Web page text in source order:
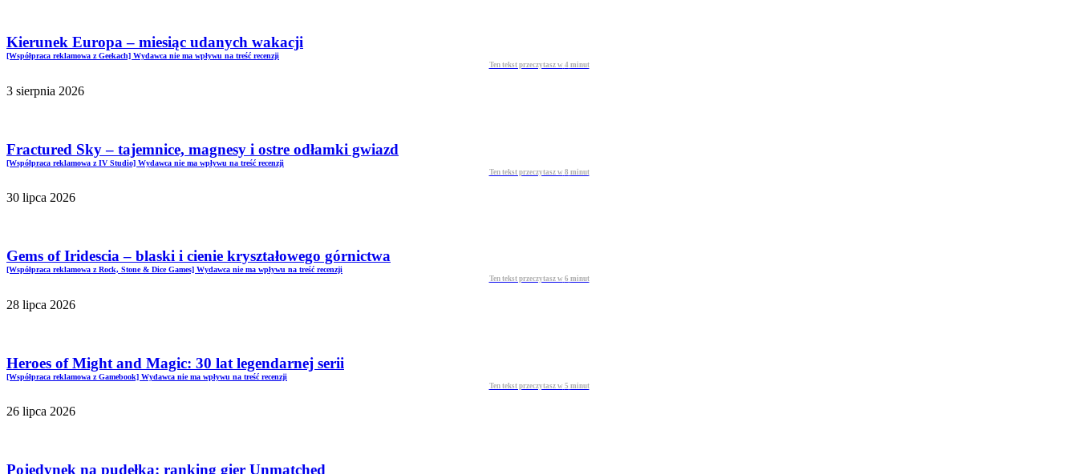
Kierunek Europa – miesiąc udanych wakacji
[Współpraca reklamowa z Geekach] Wydawca nie ma wpływu na treść recenzji
Ten tekst przeczytasz w 4 minut
3 sierpnia 2026
Fractured Sky – tajemnice, magnesy i ostre odłamki gwiazd
[Współpraca reklamowa z IV Studio] Wydawca nie ma wpływu na treść recenzji
Ten tekst przeczytasz w 8 minut
30 lipca 2026
Gems of Iridescia – blaski i cienie kryształowego górnictwa
[Współpraca reklamowa z Rock, Stone & Dice Games] Wydawca nie ma wpływu na treść recenzji
Ten tekst przeczytasz w 6 minut
28 lipca 2026
Heroes of Might and Magic: 30 lat legendarnej serii
[Współpraca reklamowa z Gamebook] Wydawca nie ma wpływu na treść recenzji
Ten tekst przeczytasz w 5 minut
26 lipca 2026
Pojedynek na pudełka: ranking gier Unmatched